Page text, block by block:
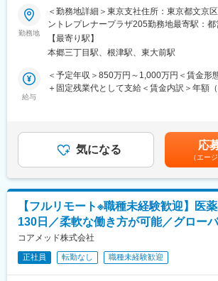
・チームワーク：通常は1人で業務にあたる
ったときや先輩や上司がサポートしてくれ
られます。また、家族の急な体調不良や突
代理対応をしてくれる風土があり、チームワ
した。管理職における女性比率も63.6%と
い女性も活躍しやすい環境です。正社員の
変更の範囲：会社の定める業務
■会社概要
株式会社ACCELStarsは、東京大学発のメデ
ック企業として、睡眠を高精度に計測・解
バイスとAI解析クラウドを基盤に、医療・
の事業を展開しています。研究領域では、睡
バイスや解析クラウドを用い、研究計画～
ストップで支援するサービスも提供してい
任のPMとして引き継ぎ、体制強化したいと
用設計～問い合わせ対応～データ管理～解
（契約/請求）までを一気通貫で推進いただ
本ポジションは「研究者」ではなく、
・社内（データサイエンス／開発／オペレー
・社外（製薬・医療機関・KOL・CRO等）
を巻き込み、デジタルも活用しながらプロ
勤務地
＜勤務地詳細＞東京支社住所：東京都文京
ントレプレナープラザ205勤務地最寄駅：
三丁目駅受動喫煙対策：屋内全面禁煙変更
事業所（リモートワーク含む）
【最寄り駅】
本郷三丁目駅、根津駅、東大前駅
給与
＜予定年収＞850万円～1,000万円＜賃金形
＋固定残業代として支給＜賃金内訳＞年額
＜昇給有無＞有＜残業手当＞有＜給与補足
ックオプション付与：都度（昨年実績 有）
安の金額であり、選考を通じて上下する可能
(月額)は固定手当を含めた表記です。
気になる 応
（エー
【フルリモート※職種未経験歓迎】医
130日／柔軟な働き方が可能／グロー
コアメッド株式会社
正社員 転勤なし 職種未経験歓迎